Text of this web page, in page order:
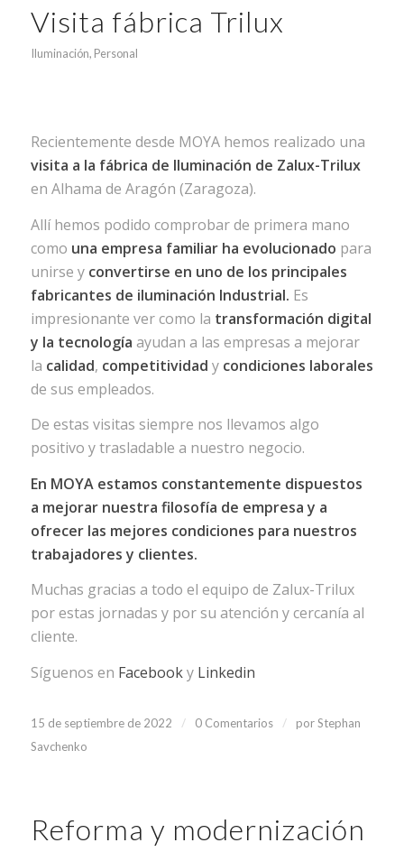
Visita fábrica Trilux
Iluminación, Personal
Recientemente desde MOYA hemos realizado una
visita a la fábrica de Iluminación de Zalux-Trilux
en Alhama de Aragón (Zaragoza).
Allí hemos podido comprobar de primera mano
como una empresa familiar ha evolucionado para
unirse y convertirse en uno de los principales
fabricantes de iluminación Industrial. Es
impresionante ver como la transformación digital
y la tecnología ayudan a las empresas a mejorar
la calidad, competitividad y condiciones laborales
de sus empleados.
De estas visitas siempre nos llevamos algo
positivo y trasladable a nuestro negocio.
En MOYA estamos constantemente dispuestos
a mejorar nuestra filosofía de empresa y a
ofrecer las mejores condiciones para nuestros
trabajadores y clientes.
Muchas gracias a todo el equipo de Zalux-Trilux
por estas jornadas y por su atención y cercanía al
cliente.
Síguenos en Facebooky Linkedin
15 de septiembre de 2022 / 0 Comentarios / porStephan
Savchenko
Reforma y modernización